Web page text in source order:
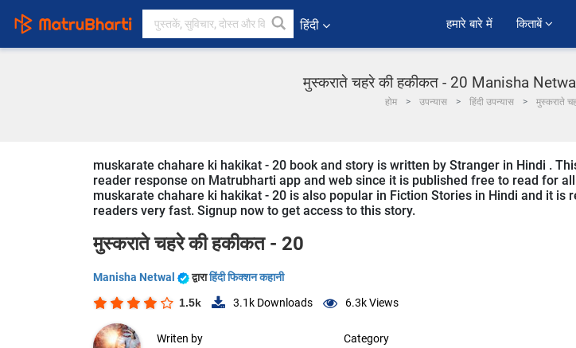
हिंदी हमारे बारे में किताबें
मुस्कराते चहरे की हकीकत - 20 Manisha Netwal
होम उपन्यास हिंदी उपन्यास मुस्कराते
muskarate chahare ki hakikat - 20 book and story is written by Stranger in Hindi .
reader response on Matrubharti app and web since it is published free to read for
muskarate chahare ki hakikat - 20 is also popular in Fiction Stories in Hindi and it is
readers very fast. Signup now to get access to this story.
मुस्कराते चहरे की हकीकत - 20
Manisha Netwal द्वाराहिंदी फिक्शन कहानी
1.5k 3.1k Downloads 6.3kViews
Writen by
Category